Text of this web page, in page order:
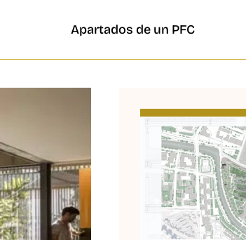
Apartados de un PFC